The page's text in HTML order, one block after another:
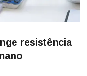
resistência